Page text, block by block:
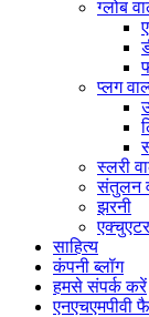
ग्लोब
प्लग
स्लरी
संतुलन
झरनी
एक्चुएटर
साहित्य
कंपनी ब्लॉग
हमसे संपर्क करें
एनएचएमपीवी